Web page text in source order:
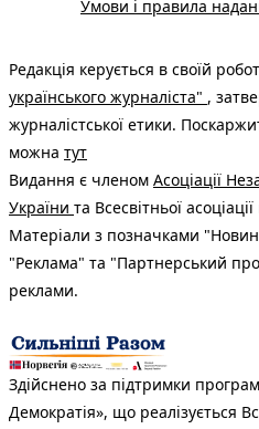
Умови і правила
Редакція керується в своїй
українського журналіста" ,
журналістської етики.
можна тут
Видання є членом Асоціації
України та Всесвітньої
Матеріали з позначками
"Реклама" та "Партнерський
реклами.
Здійснено за підтримки
Демократія», що реалізується